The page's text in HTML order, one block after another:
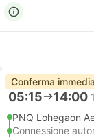
Conferma
05:15 14:00
PNQ Lohegaon
Connessione